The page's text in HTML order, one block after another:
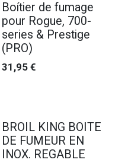
Boítier de fumage
pour Rogue, 700-
series & Prestige
(PRO)
31,95€
BROIL KING BOITE
DE FUMEUR EN
INOX. REGABLE